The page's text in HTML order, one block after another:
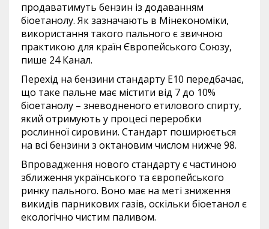
продаватимуть бензин із додаванням
біоетанолу. Як зазначають в Мінекономіки,
використання такого пального є звичною
практикою для країн Європейського Союзу,
пише 24 Канал.
Перехід на бензини стандарту Е10 передбачає,
що таке пальне має містити від 7 до 10%
біоетанолу – зневодненого етилового спирту,
який отримують у процесі переробки
рослинної сировини. Стандарт поширюється
на всі бензини з октановим числом нижче 98.
Впровадження нового стандарту є частиною
зближення українського та європейського
ринку пального. Воно має на меті зниження
викидів парникових газів, оскільки біоетанол є
екологічно чистим паливом.